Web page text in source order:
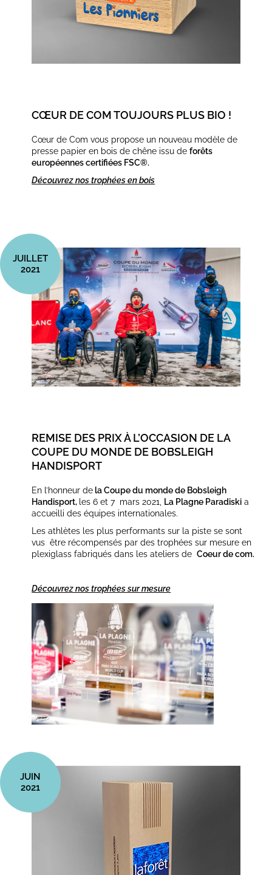
CŒUR DE COM TOUJOURS PLUS BIO !
Cœur de Com vous propose un nouveau modèle de
presse papier en bois de chêne issu deforêts
européennes certifiées FSC®.
Découvrez nos trophées en bois
JUILLET
2021
REMISE DES PRIX À L’OCCASION DE LA
COUPE DU MONDE DE BOBSLEIGH
HANDISPORT
En l’honneur de la Coupe du monde de Bobsleigh
Handisport, les 6 et 7 mars 2021, La Plagne Paradiski a
accueilli des équipes internationales.
Les athlètes les plus performants sur la piste se sont
vus être récompensés par des trophées sur mesure en
plexiglass fabriqués dans les ateliers deCoeur de com.
Découvrez nos trophées sur mesure
JUIN
2021